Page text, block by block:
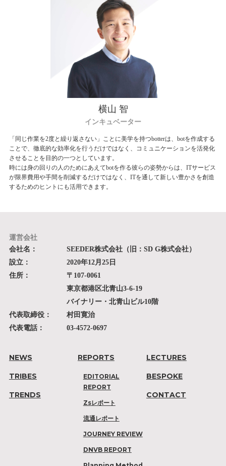
横山 智
インキュベーター
「同じ作業を2度と繰り返さない」ことに美学を持つbotterは、botを作成する
ことで、徹底的な効率化を行うだけではなく、コミュニケーションを活発化
させることを目的の一つとしています。
時には身の回りの人のためにあえてbotを作る彼らの姿勢からは、ITサービス
が限界費用や手間を削減するだけではなく、ITを通して新しい豊かさを創造
するためのヒントにも活用できます。
運営会社
会社名：
SEEDER株式会社（旧：SD G株式会社）
設立：
2020年12月25日
住所：
〒107-0061
東京都港区北青山3-6-19
バイナリー・北青山ビル10階
代表取締役：
村田寛治
代表電話：
03-4572-0697
NEWS
TRIBES
TRENDS
REPORTS
EDITORIAL
REPORT
Zsレポート
流通レポート
JOURNEY REVIEW
DNVB REPORT
LECTURES
BESPOKE
CONTACT